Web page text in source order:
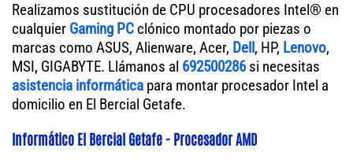
Realizamos sustitución de CPU procesadores Intel® en
cualquier Gaming PC clónico montado por piezas o
marcas como ASUS, Alienware, Acer, Dell, HP, Lenovo,
MSI, GIGABYTE. Llámanos al 692500286si necesitas
asistencia informática para montar procesador Intel a
domicilio en El Bercial Getafe.
Informático El Bercial Getafe - Procesador AMD